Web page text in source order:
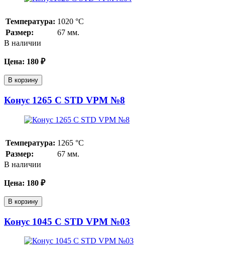
Температура: 1020 °С
Размер:
67 мм.
В наличии
Цена: 180 ₽
В корзину
Конус 1265 С STD VPM №8
Температура: 1265 °С
Размер:
67 мм.
В наличии
Цена: 180 ₽
В корзину
Конус 1045 С STD VPM №03